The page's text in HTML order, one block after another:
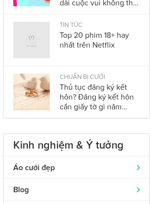
dài cuộc vui không thể
2023
TIN TỨC
Top 20 phim 18+ hay
nhất trên Netflix
CHUẨN BỊ CƯỚI
Thủ tục đăng ký kết
hôn? Đăng ký kết hôn
cần giấy tờ gì năm
2023?
Kinh nghiệm & Ý tưởng
Áo cưới đẹp
Áo dài cưới
319
Blog